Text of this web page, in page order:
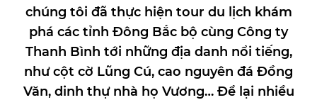
chúng tôi đã thực hiện tour du lịch khám
phá các tỉnh Đông Bắc bộ cùng Công ty
Thanh Bình tới những địa danh nổi tiếng,
như cột cờ Lũng Cú, cao nguyên đá Đồng
Văn, dinh thự nhà họ Vương… Để lại nhiều